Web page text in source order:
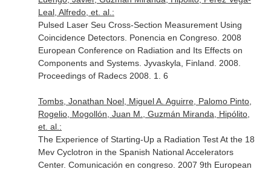
Leal, Alfredo, et. al.:
Pulsed Laser Seu Cross-Section Measurement Using
Coincidence Detectors. Ponencia en Congreso. 2008
European Conference on Radiation and Its Effects on
Components and Systems. Jyvaskyla, Finland. 2008.
Proceedings of Radecs 2008. 1. 6
Tombs, Jonathan Noel, Miguel A. Aguirre, Palomo Pinto,
Rogelio, Mogollón, Juan M., Guzmán Miranda, Hipólito,
et. al.:
The Experience of Starting-Up a Radiation Test At the 18
Mev Cyclotron in the Spanish National Accelerators
Center. Comunicación en congreso. 2007 9th European